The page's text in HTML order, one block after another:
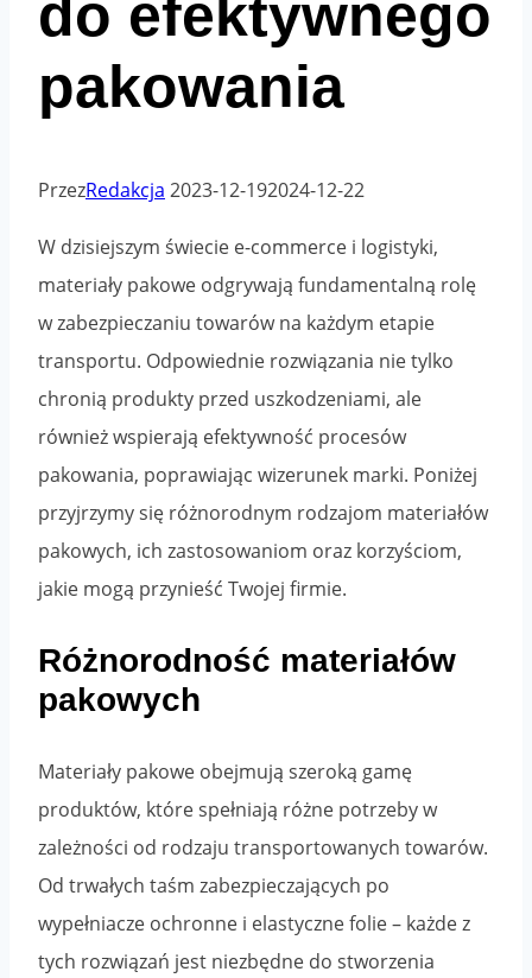
do efektywnego
pakowania
PrzezRedakcja 2023-12-192024-12-22
W dzisiejszym świecie e-commerce i logistyki,
materiały pakowe odgrywają fundamentalną rolę
w zabezpieczaniu towarów na każdym etapie
transportu. Odpowiednie rozwiązania nie tylko
chronią produkty przed uszkodzeniami, ale
również wspierają efektywność procesów
pakowania, poprawiając wizerunek marki. Poniżej
przyjrzymy się różnorodnym rodzajom materiałów
pakowych, ich zastosowaniom oraz korzyściom,
jakie mogą przynieść Twojej firmie.
Różnorodność materiałów
pakowych
Materiały pakowe obejmują szeroką gamę
produktów, które spełniają różne potrzeby w
zależności od rodzaju transportowanych towarów.
Od trwałych taśm zabezpieczających po
wypełniacze ochronne i elastyczne folie – każde z
tych rozwiązań jest niezbędne do stworzenia